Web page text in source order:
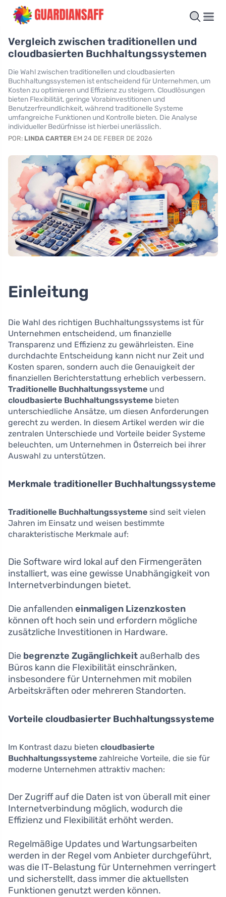
Vergleich zwischen traditionellen und
cloudbasierten Buchhaltungssystemen
Die Wahl zwischen traditionellen und cloudbasierten
Buchhaltungssystemen ist entscheidend für Unternehmen, um
Kosten zu optimieren und Effizienz zu steigern. Cloudlösungen
bieten Flexibilität, geringe Vorabinvestitionen und
Benutzerfreundlichkeit, während traditionelle Systeme
umfangreiche Funktionen und Kontrolle bieten. Die Analyse
individueller Bedürfnisse ist hierbei unerlässlich.
POR: LINDA CARTER EM 24 DE FEBER DE 2026
Einleitung
Die Wahl des richtigen Buchhaltungssystems ist für
Unternehmen entscheidend, um finanzielle
Transparenz und Effizienz zu gewährleisten. Eine
durchdachte Entscheidung kann nicht nur Zeit und
Kosten sparen, sondern auch die Genauigkeit der
finanziellen Berichterstattung erheblich verbessern.
Traditionelle Buchhaltungssysteme und
cloudbasierte Buchhaltungssysteme bieten
unterschiedliche Ansätze, um diesen Anforderungen
gerecht zu werden. In diesem Artikel werden wir die
zentralen Unterschiede und Vorteile beider Systeme
beleuchten, um Unternehmen in Österreich bei ihrer
Auswahl zu unterstützen.
Merkmale traditioneller Buchhaltungssysteme
Traditionelle Buchhaltungssysteme sind seit vielen
Jahren im Einsatz und weisen bestimmte
charakteristische Merkmale auf:
Die Software wird lokal auf den Firmengeräten
installiert, was eine gewisse Unabhängigkeit von
Internetverbindungen bietet.
Die anfallenden einmaligen Lizenzkosten
können oft hoch sein und erfordern mögliche
zusätzliche Investitionen in Hardware.
Die begrenzte Zugänglichkeitaußerhalb des
Büros kann die Flexibilität einschränken,
insbesondere für Unternehmen mit mobilen
Arbeitskräften oder mehreren Standorten.
Vorteile cloudbasierter Buchhaltungssysteme
Im Kontrast dazu bieten cloudbasierte
Buchhaltungssysteme zahlreiche Vorteile, die sie für
moderne Unternehmen attraktiv machen:
Der Zugriff auf die Daten ist von überall mit einer
Internetverbindung möglich, wodurch die
Effizienz und Flexibilität erhöht werden.
Regelmäßige Updates und Wartungsarbeiten
werden in der Regel vom Anbieter durchgeführt,
was die IT-Belastung für Unternehmen verringert
und sicherstellt, dass immer die aktuellsten
Funktionen genutzt werden können.